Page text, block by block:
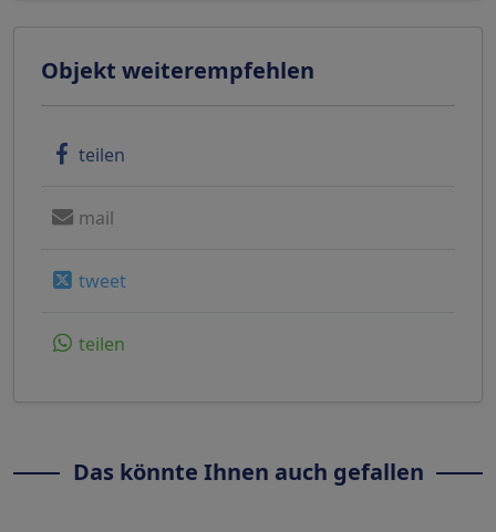
Objekt weiterempfehlen
teilen
mail
tweet
teilen
Das könnte Ihnen auch gefallen